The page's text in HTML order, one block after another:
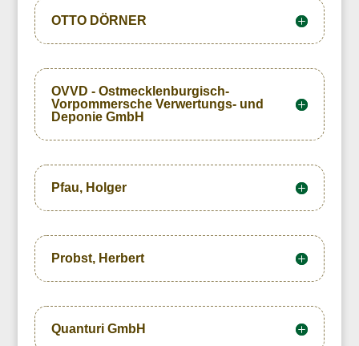
OTTO DÖRNER
OVVD - Ostmecklenburgisch-
Vorpommersche Verwertungs- und
Deponie GmbH
Pfau, Holger
Probst, Herbert
Quanturi GmbH